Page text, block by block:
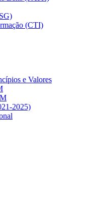
(CTI)
e Valores
2025)